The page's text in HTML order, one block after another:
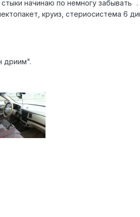
начинаю по немногу забывать
круиз, стериосистема 6
дриим".